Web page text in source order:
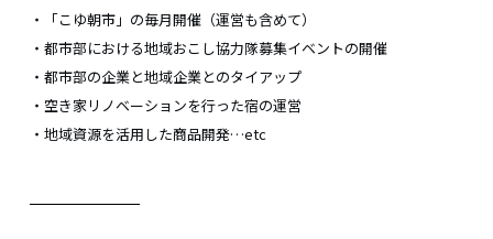
・「こゆ朝市」の毎月開催（運営も含めて）
・都市部における地域おこし協力隊募集イベントの開催
・都市部の企業と地域企業とのタイアップ
・空き家リノベーションを行った宿の運営
・地域資源を活用した商品開発…etc